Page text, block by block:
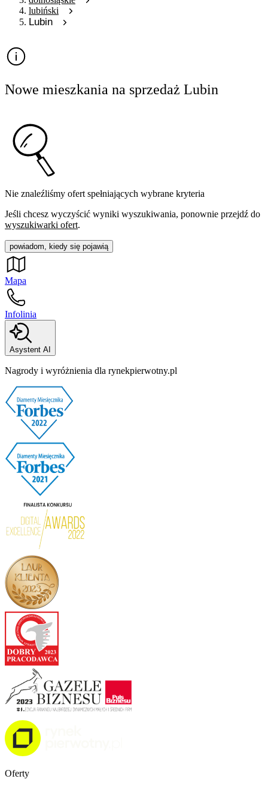
lubiński
Lubin
Nowe mieszkania na sprzedaż Lubin
Nie znaleźliśmy ofert spełniających wybrane kryteria
Jeśli chcesz wyczyścić wyniki wyszukiwania, ponownie przejdź do
wyszukiwarki ofert.
powiadom, kiedy się pojawią
Mapa
Infolinia
Asystent AI
Nagrody i wyróżnienia dla rynekpierwotny.pl
Oferty